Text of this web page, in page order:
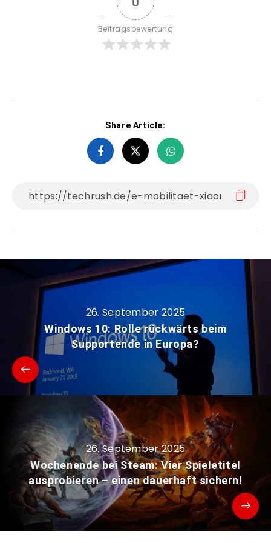
Beitragsbewertung
Share Article:
26. September 2025
Windows 10: Rolle rückwärts beim
Supportende in Europa?
26. September 2025
Wochenende bei Steam: Vier Spieletitel
ausprobieren – einen dauerhaft sichern!